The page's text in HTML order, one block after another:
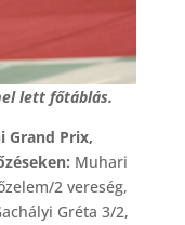
lett főtáblás.
Grand Prix,
Muhari
2 vereség,
Gréta 3/2,